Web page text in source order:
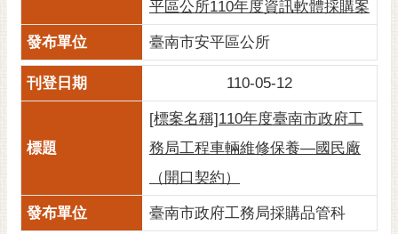
市政資訊
市民互動
黃
平區公所110年度資訊軟體採購案
臺南市安平區公所
110-05-12
[標案名稱]110年度臺南市政府工
務局工程車輛維修保養—國民廠
（開口契約）
臺南市政府工務局採購品管科